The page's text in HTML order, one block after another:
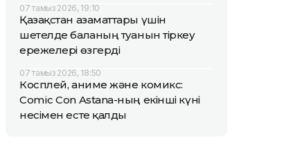
07 тамыз 2026, 19:10
Қазақстан азаматтары үшін
шетелде баланың туғанын тіркеу
ережелері өзгерді
07 тамыз 2026, 18:50
Косплей, аниме және комикс:
Comic Con Astana-ның екінші күні
несімен есте қалды